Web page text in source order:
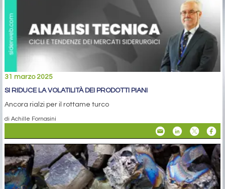
31 marzo 2025
SI RIDUCE LA VOLATILITÀ DEI PRODOTTI PIANI
Ancora rialzi per il rottame turco
di Achille Fornasini